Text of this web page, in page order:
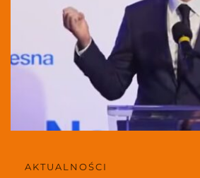
AKTUALNOŚCI